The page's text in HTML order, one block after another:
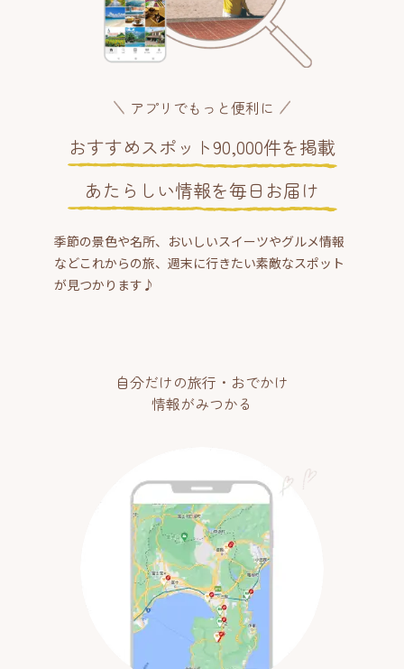
アプリでもっと便利に
おすすめスポット90,000件を掲載
あたらしい情報を毎日お届け
季節の景色や名所、おいしいスイーツやグルメ情報
などこれからの旅、週末に行きたい素敵なスポット
が見つかります♪
自分だけの旅行・おでかけ
情報がみつかる